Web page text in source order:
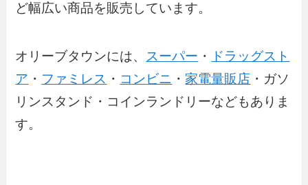
ど幅広い商品を販売しています。
オリーブタウンには、 スーパー ・
ドラッグスト
ア ・ ファミレス ・ コンビニ ・ 家電量販店 ・ガソ
リンスタンド・コインランドリーなどもありま
す。